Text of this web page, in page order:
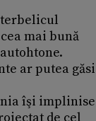
mai bună
ar putea găsi
îşi implinise
de cel